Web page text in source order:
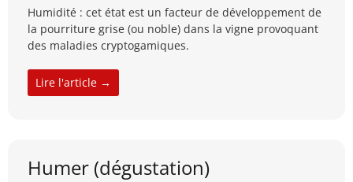
Humidité : cet état est un facteur de développement de
la pourriture grise (ou noble) dans la vigne provoquant
des maladies cryptogamiques.
Lire l'article →
Humer (dégustation)